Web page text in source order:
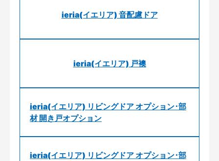
ieria(イエリア) 音配慮ドア
ieria(イエリア) 戸襖
ieria(イエリア) リビングドア オプション･部
材 開き戸オプション
ieria(イエリア) リビングドア オプション･部